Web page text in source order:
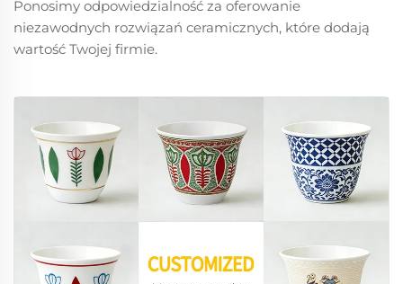
Ponosimy odpowiedzialność za oferowanie
niezawodnych rozwiązań ceramicznych, które dodają
wartość Twojej firmie.